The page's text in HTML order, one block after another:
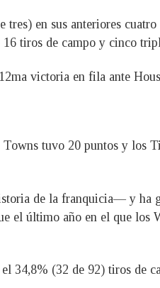
en sus anteriores
tiros de campo y cinco
victoria en fila ante
tuvo 20 puntos y los
de la franquicia— y ha
último año en el que los
34,8% (32 de 92) tiros de